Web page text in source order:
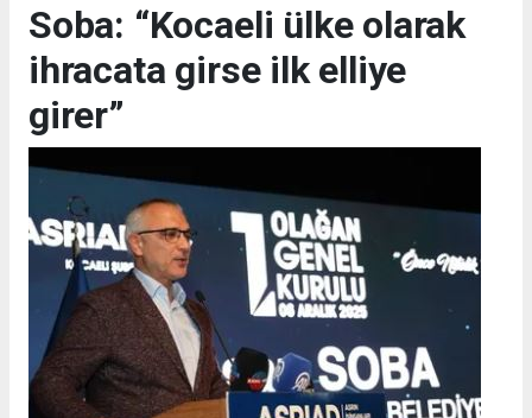
Soba: “Kocaeli ülke olarak
ihracata girse ilk elliye
girer”